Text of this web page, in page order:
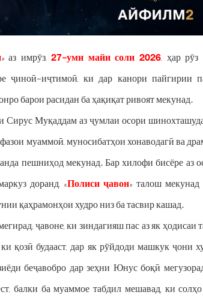
» аз имрӯз,27-уми майи соли 2026, ҳар рӯз
ҷиноӣ-иҷтимоӣ, ки дар канори пайгирии
барои расидан ба ҳақиқат ривоят мекунад.
Сирус Муқаддам аз ҷумлаи осори
муаммоӣ, муносибатҳои хонаводагӣ ва
пешниҳод мекунад. Бар хилофи бисёре аз
доранд, «Полиси ҷавон» талош
қаҳрамонҳои худро низ ба тасвир кашад.
ҷавоне, ки зиндагияш пас аз як ҳодисаи
қозӣ будааст, дар як рӯйдоди машкук ҷони
беҷавобро дар зеҳни Юнус боқӣ
балки ба муаммое табдил мешавад, ки